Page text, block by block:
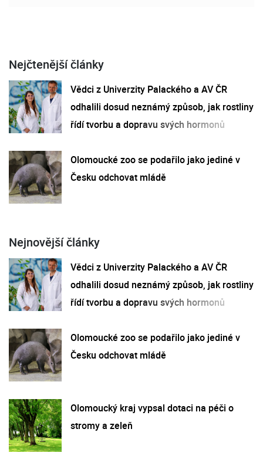
Nejčtenější články
Vědci z Univerzity Palackého a AV ČR
odhalili dosud neznámý způsob, jak rostliny
řídí tvorbu a dopravu svých hormonů
Olomoucké zoo se podařilo jako jediné v
Česku odchovat mládě
Nejnovější články
Vědci z Univerzity Palackého a AV ČR
odhalili dosud neznámý způsob, jak rostliny
řídí tvorbu a dopravu svých hormonů
Olomoucké zoo se podařilo jako jediné v
Česku odchovat mládě
Olomoucký kraj vypsal dotaci na péči o
stromy a zeleň